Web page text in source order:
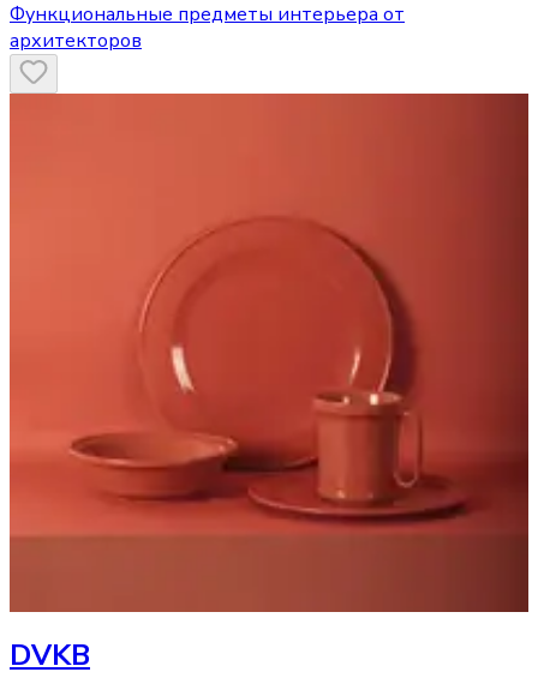
Функциональные предметы интерьера от
архитекторов
DVKB